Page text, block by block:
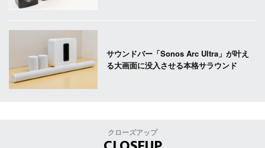
サウンドバー「Sonos Arc Ultra」が叶え
る大画面に没入させる本格サラウンド
クローズアップ